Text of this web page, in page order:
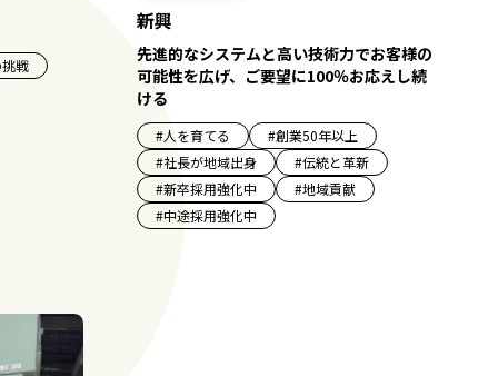
戦
新興
先進的なシステムと高い技術力でお客様の
可能性を広げ、ご要望に100％お応えし続
ける
#人を育てる #創業50年以上
#社長が地域出身 #伝統と革新
#新卒採用強化中 #地域貢献
#中途採用強化中